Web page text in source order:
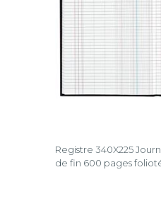
Registre 340X225
de fin 600 pages